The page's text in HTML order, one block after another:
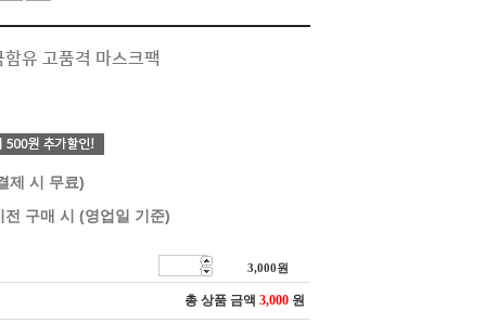
유 고품격 마스크팩
제 시 무료)
전 구매 시 (영업일 기준)
3,000원
총 상품 금액 3,000 원